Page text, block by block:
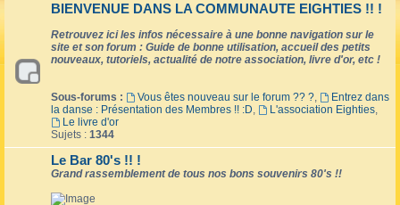
BIENVENUE DANS LA COMMUNAUTE EIGHTIES !! !
Retrouvez ici les infos nécessaire à une bonne navigation sur le
site et son forum : Guide de bonne utilisation, accueil des petits
nouveaux, tutoriels, actualité de notre association, livre d'or, etc !
Sous-forums : Vous êtes nouveau sur le forum ?? ?,
Entrez dans
la danse : Présentation des Membres !! :D, L'association Eighties,
Le livre d'or
Sujets : 1344
Le Bar 80's !! !
Grand rassemblement de tous nos bons souvenirs 80's !!